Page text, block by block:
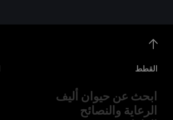
القطط
ابحث عن حيوان أليف
الرعاية والنصائح